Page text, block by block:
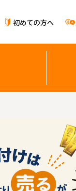
初めての方へ